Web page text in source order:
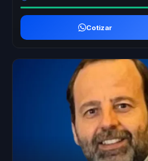
Cotizar